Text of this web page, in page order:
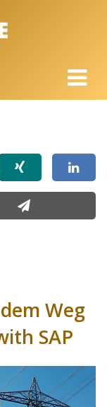
Weg
SAP